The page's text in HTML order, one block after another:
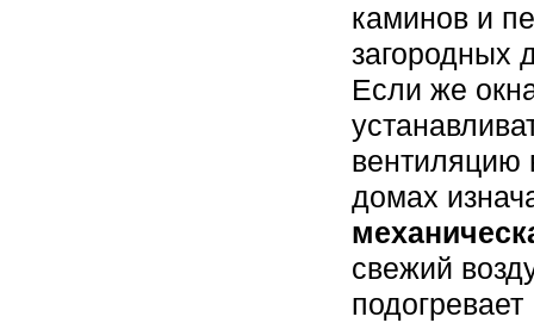
каминов и
загородных
Если же
вентиляцию
домах
свежий